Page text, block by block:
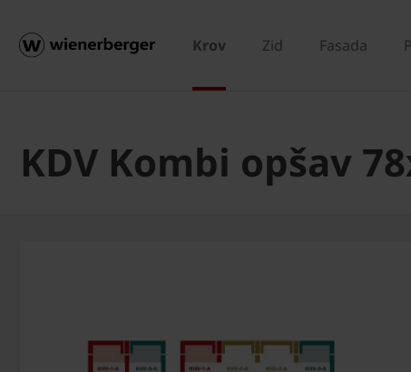
Krov Zid Fasada
KDV Kombi opšav